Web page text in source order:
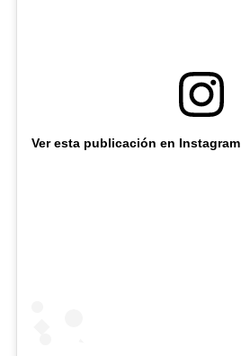
Ver esta publicación en Instagram